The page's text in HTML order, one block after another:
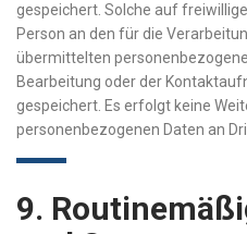
gespeichert. Solche auf
Person an den für die
übermittelten
Bearbeitung oder der
gespeichert. Es erfolgt keine
personenbezogenen Daten an
9.